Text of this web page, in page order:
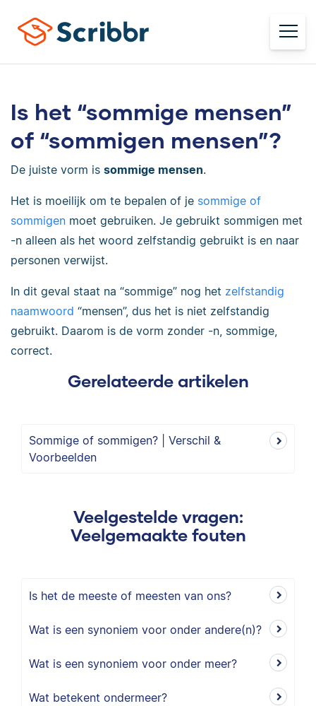
Is het “sommige mensen”
of “sommigen mensen”?
De juiste vorm is sommige mensen.
Het is moeilijk om te bepalen of je sommige of
sommigen moet gebruiken. Je gebruikt sommigen met
-n alleen als het woord zelfstandig gebruikt is en naar
personen verwijst.
In dit geval staat na “sommige” nog het zelfstandig
naamwoord “mensen”, dus het is niet zelfstandig
gebruikt. Daarom is de vorm zonder -n, sommige,
correct.
Gerelateerde artikelen
Sommige of sommigen? | Verschil &
Voorbeelden
Veelgestelde vragen:
Veelgemaakte fouten
Is het de meeste of meesten van ons?
Wat is een synoniem voor onder andere(n)?
Wat is een synoniem voor onder meer?
Wat betekent ondermeer?